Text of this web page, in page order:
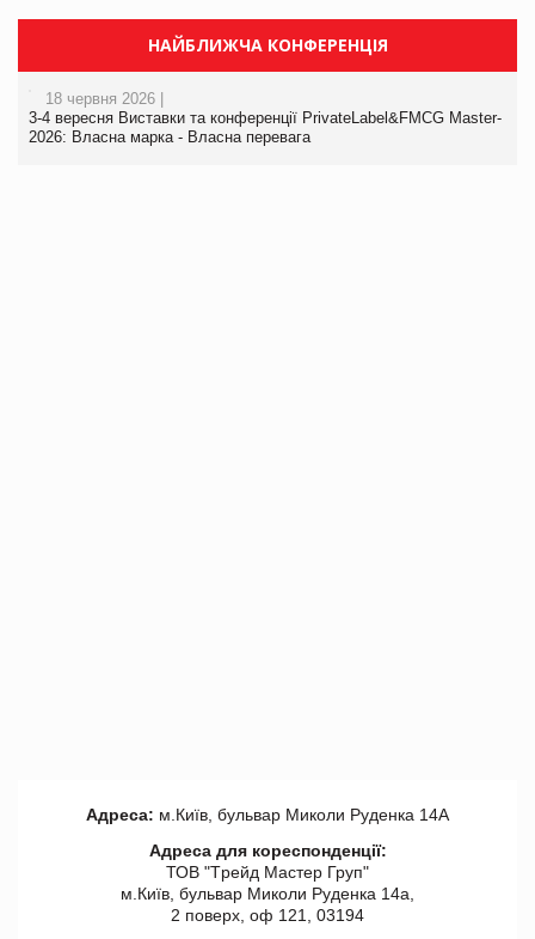
НАЙБЛИЖЧА КОНФЕРЕНЦІЯ
18 червня 2026 |
3-4 вересня Виставки та конференції PrivateLabel&FMCG Master-
2026: Власна марка - Власна перевага
Адреса: м.Київ, бульвар Миколи Руденка 14А
Адреса для кореспонденції:
ТОВ "Tрейд Мастер Груп"
м.Київ, бульвар Миколи Руденка 14а,
2 поверх, оф 121, 03194